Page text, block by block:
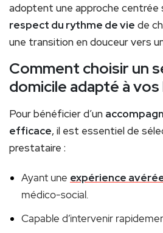
adoptent une approche centrée
respect du rythme de vie de
une transition en douceur vers
Comment choisir un
domicile adapté à
Pour bénéficier d’un
efficace, il est essentiel de
prestataire :
Ayant une expérience
médico-social.
Capable d’intervenir